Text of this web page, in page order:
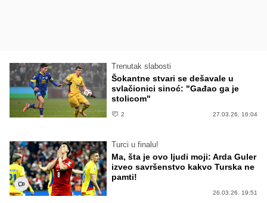
Trenutak slabosti
Šokantne stvari se dešavale u
svlačionici sinoć: "Gađao ga je
stolicom"
2 27.03.26. 16:04
Turci u finalu!
Ma, šta je ovo ljudi moji: Arda Guler
izveo savršenstvo kakvo Turska ne
pamti!
26.03.26. 19:51